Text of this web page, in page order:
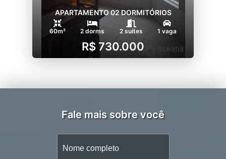
APARTAMENTO 02 DORMITÓRIOS
60m² 2 dorms 2 suítes 1 vaga
R$ 730.000
Fale mais sobre você